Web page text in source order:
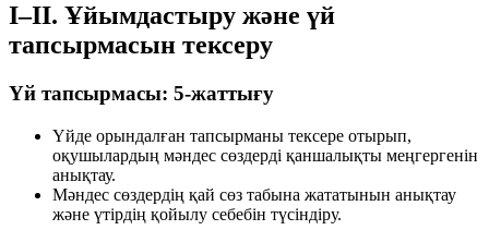
I–II. Ұйымдастыру және үй
тапсырмасын тексеру
Үй тапсырмасы: 5-жаттығу
Үйде орындалған тапсырманы тексере отырып,
оқушылардың мәндес сөздерді қаншалықты меңгергенін
анықтау.
Мәндес сөздердің қай сөз табына жататынын анықтау
және үтірдің қойылу себебін түсіндіру.